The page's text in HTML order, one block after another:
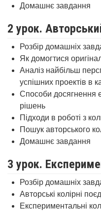
Домашнє завдання
2 урок.
Розбір домашніх
Як домогтися
Аналіз найбільш
успішних проектів в
Способи досягнення
рішень
Підходи в роботі з
Пошук авторського
Домашнє завдання
3 урок.
Розбір домашніх
Авторські колірні
Експериментальні